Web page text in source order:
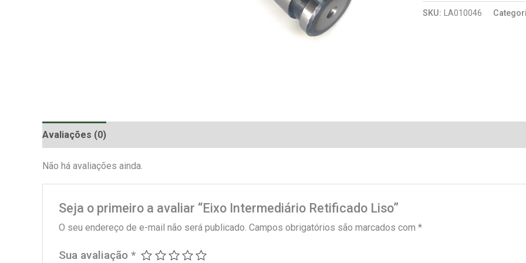
SKU: LA010046
Avaliações (0)
Não há avaliações ainda.
Seja o primeiro a avaliar “Eixo Intermediário Retificado Liso”
O seu endereço de e-mail não será publicado. Campos obrigatórios são marcados com *
Sua avaliação *